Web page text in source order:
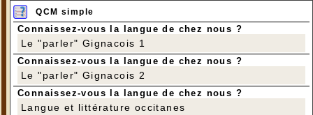
QCM simple
Connaissez-vous la langue de chez nous ?
Le "parler" Gignacois 1
Connaissez-vous la langue de chez nous ?
Le "parler" Gignacois 2
Connaissez-vous la langue de chez nous ?
Langue et littérature occitanes